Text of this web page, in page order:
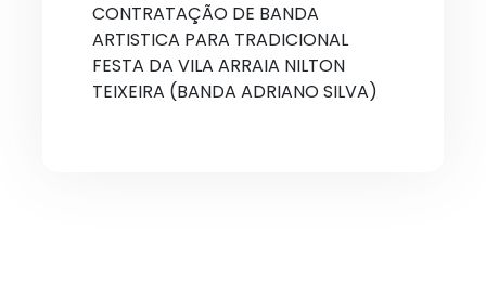
CONTRATAÇÃO DE BANDA
ARTISTICA PARA TRADICIONAL
FESTA DA VILA ARRAIA NILTON
TEIXEIRA (BANDA ADRIANO SILVA)